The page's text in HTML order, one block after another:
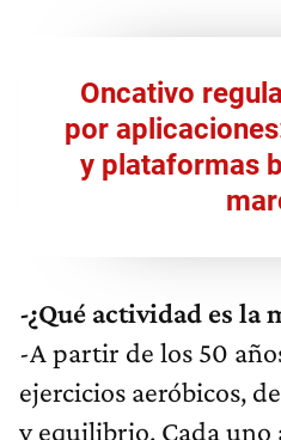
Oncativo
por
y plataformas
-¿Qué actividad es la
-A partir de los 50
ejercicios aeróbicos,
y equilibrio. Cada